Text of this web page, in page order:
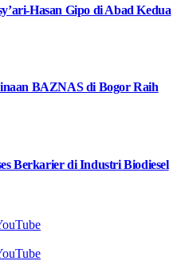
Hasan Gipo di Abad Kedua
BAZNAS di Bogor Raih
Berkarier di Industri Biodiesel